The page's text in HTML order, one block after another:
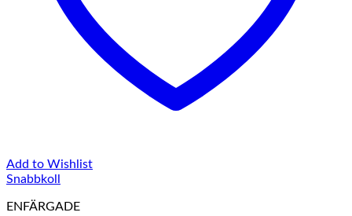
Add to Wishlist
Snabbkoll
ENFÄRGADE